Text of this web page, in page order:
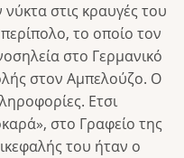
στις κραυγές του
το οποίο τον
στο Γερμανικό
στον Αμπελούζο. Ο
Ετσι
στο Γραφείο της
του ήταν ο